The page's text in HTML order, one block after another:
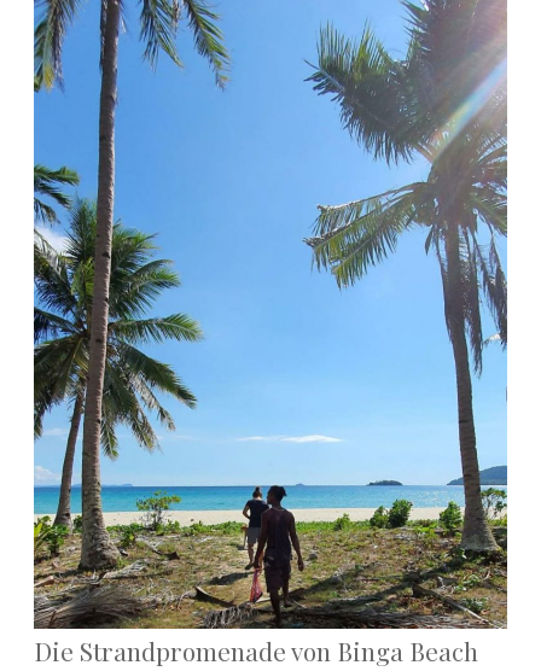
Die Strandpromenade von Binga Beach